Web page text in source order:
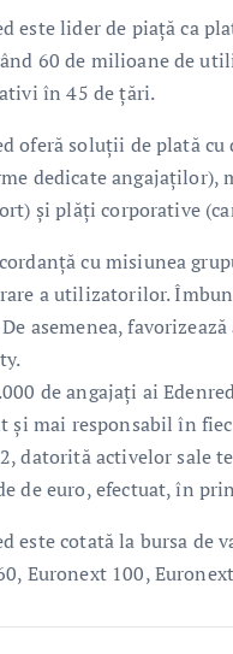
este lider de piață ca
60 de milioane de
în 45 de țări.
oferă soluţii de plată
dedicate angajaților),
și plăți corporative
cu misiunea
a utilizatorilor.
asemenea,
de angajați ai
și mai responsabil în
datorită activelor sale
de euro, efectuat, în
este cotată la bursa de
Euronext 100,